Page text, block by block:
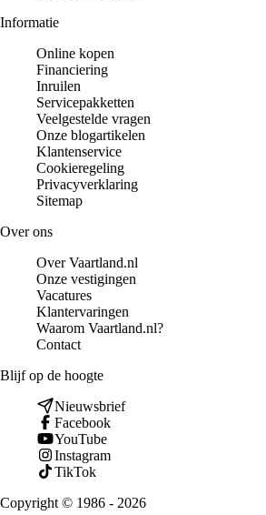
Informatie
Online kopen
Financiering
Inruilen
Servicepakketten
Veelgestelde vragen
Onze blogartikelen
Klantenservice
Cookieregeling
Privacyverklaring
Sitemap
Over ons
Over Vaartland.nl
Onze vestigingen
Vacatures
Klantervaringen
Waarom Vaartland.nl?
Contact
Blijf op de hoogte
Nieuwsbrief
Facebook
YouTube
Instagram
TikTok
Copyright © 1986 - 2026